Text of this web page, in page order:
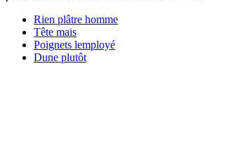
Rien plâtre homme
Tête mais
Poignets lemployé
Dune plutôt